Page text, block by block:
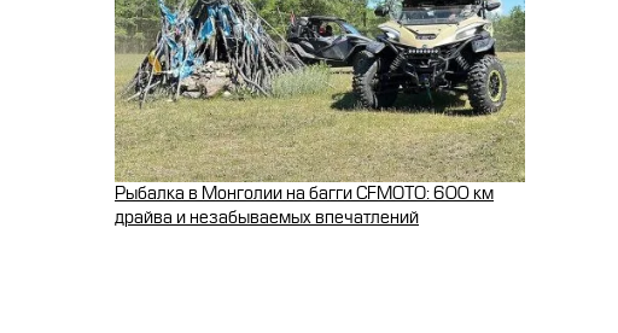
Рыбалка в Монголии на багги CFMOTO: 600 км
драйва и незабываемых впечатлений